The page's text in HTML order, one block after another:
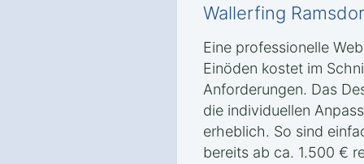
Wallerfing
Eine professionelle
Einöden kostet im
Anforderungen. Das
die individuellen
erheblich. So sind
bereits ab ca. 1.500 €